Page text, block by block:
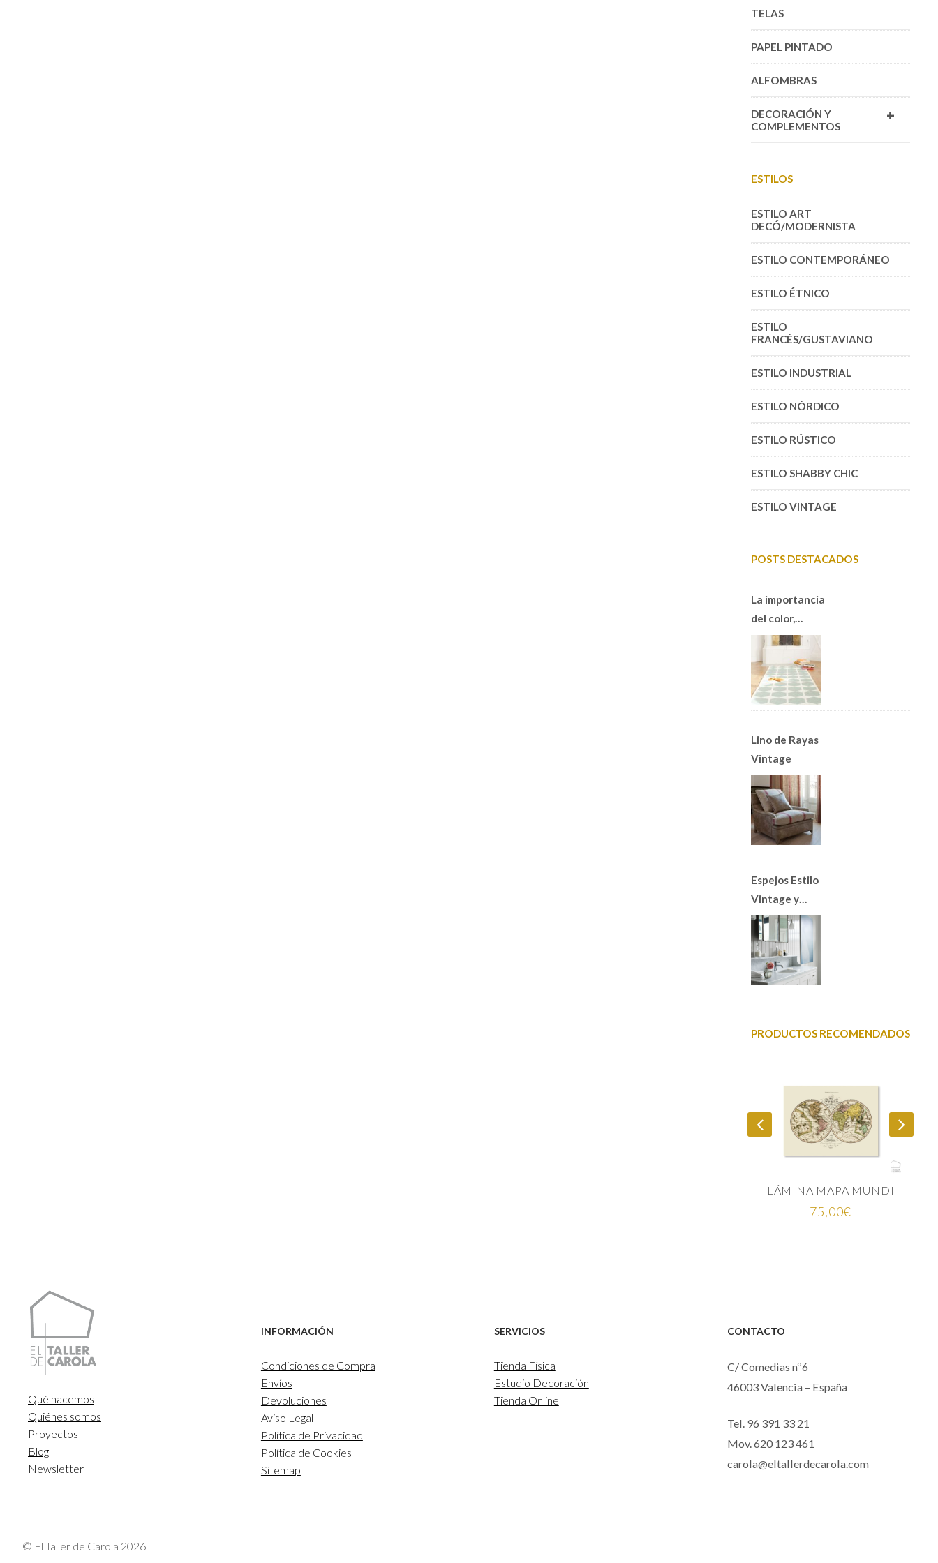
TELAS
PAPEL PINTADO
ALFOMBRAS
+
DECORACIÓN Y
COMPLEMENTOS
ESTILOS
ESTILO ART
DECÓ/MODERNISTA
ESTILO CONTEMPORÁNEO
ESTILO ÉTNICO
ESTILO
FRANCÉS/GUSTAVIANO
ESTILO INDUSTRIAL
ESTILO NÓRDICO
ESTILO RÚSTICO
ESTILO SHABBY CHIC
ESTILO VINTAGE
POSTS DESTACADOS
La importancia
del color,
Alfombras
Lino de Rayas
Vintage
Espejos Estilo
Vintage y
Apliques Art
Decó
PRODUCTOS RECOMENDADOS
LÁMINA MAPA MUNDI
25,00
Qué hacemos
Quiénes somos
Proyectos
Blog
Newsletter
INFORMACIÓN
Condiciones de Compra
Envíos
Devoluciones
Aviso Legal
Política de Privacidad
Política de Cookies
Sitemap
SERVICIOS
Tienda Física
Estudio Decoración
Tienda Online
CONTACTO
C/ Comedias nº6
46003 Valencia – España
Tel. 96 391 33 21
Mov. 620 123 461
carola@eltallerdecarola.com
© El Taller de Carola 2026